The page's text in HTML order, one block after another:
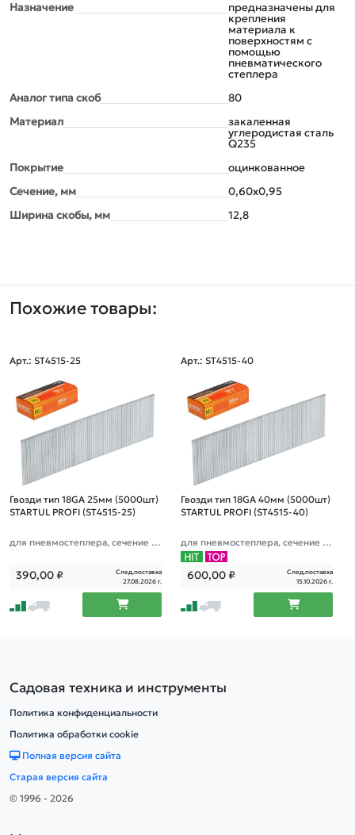
Назначение
предназначены для
крепления
материала к
поверхностям с
помощью
пневматического
степлера
Аналог типа скоб
80
Материал
закаленная
углеродистая сталь
Q235
Покрытие
оцинкованное
Сечение, мм
0,60х0,95
Ширина скобы, мм
12,8
Похожие товары:
Арт.: ST4515-25
Гвозди тип 18GA 25мм (5000шт)
STARTUL PROFI (ST4515-25)
для пневмостеплера, сечение 1,
25х1,00мм
390,00₽
След.поставка
27.08.2026 г.
Арт.: ST4515-40
Гвозди тип 18GA 40мм (5000шт)
STARTUL PROFI (ST4515-40)
для пневмостеплера, сечение 1,
25х1,00мм
600,00₽
След.поставка
15.10.2026 г.
Садовая техника и инструменты
Политика конфиденциальности
Политика обработки cookie
Полная версия сайта
Старая версия сайта
© 1996 - 2026